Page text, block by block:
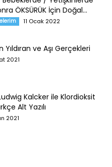
ÖKSÜRÜK İçin Doğal...
11 Ocak 2022
Yıldıran ve Aşı Gerçekleri
2021
Kalcker ile Klordioksit
Alt Yazılı
2021